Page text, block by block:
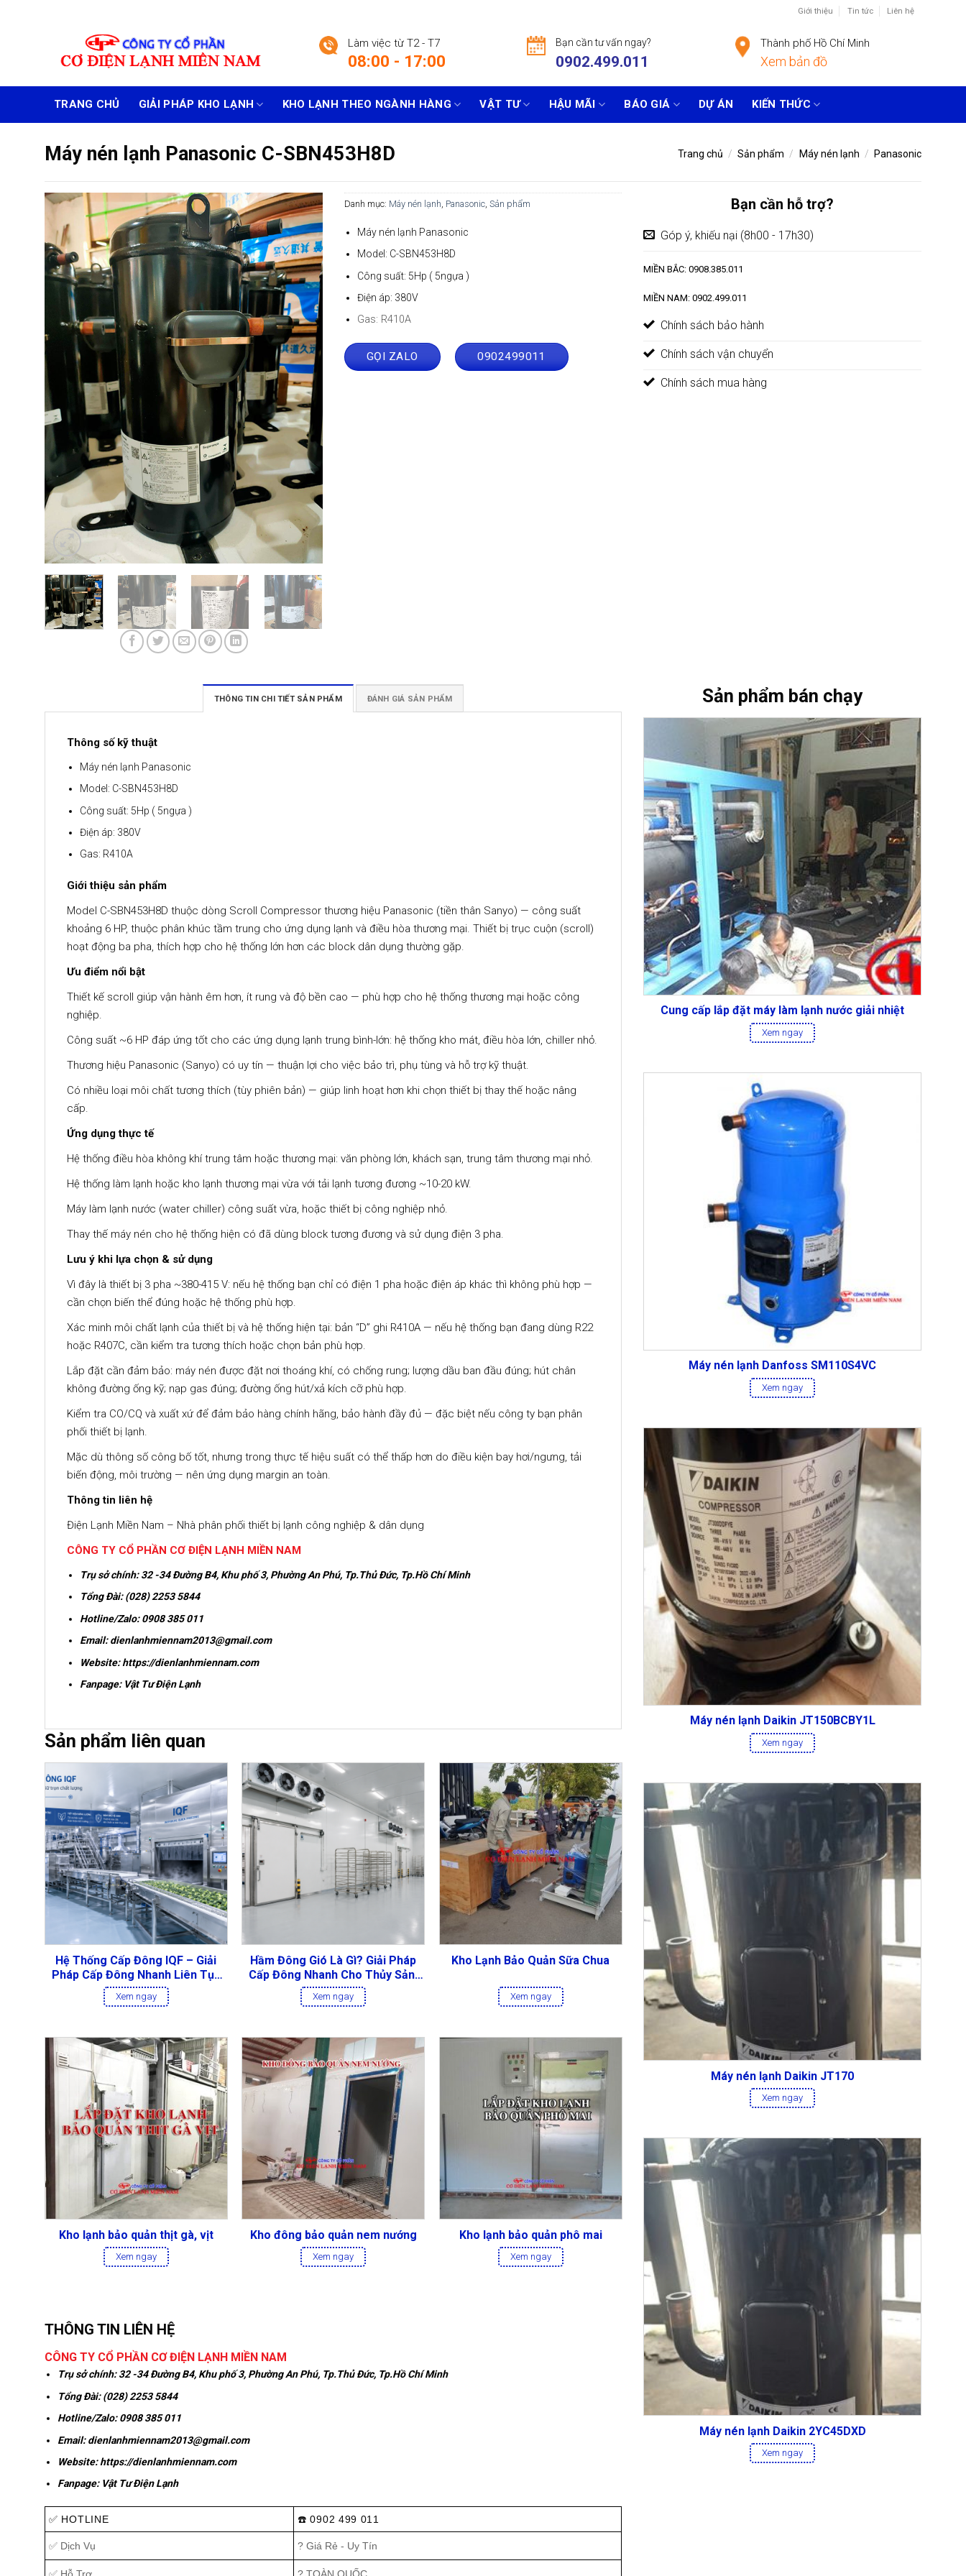
Giới thiệu Tin tức Liên hệ
Làm việc từ T2 - T7
08:00 - 17:00
Bạn cần tư vấn ngay?
0902.499.011
Thành phố Hồ Chí Minh
Xem bản đồ
TRANG CHỦ GIẢI PHÁP KHO LẠNH KHO LẠNH THEO NGÀNH HÀNG VẬT TƯ HẬU MÃI BÁO GIÁ DỰ ÁN KIẾN THỨC
Máy nén lạnh Panasonic C-SBN453H8D Trang chủ / Sản phẩm / Máy nén lạnh / Panasonic
Danh mục: Máy nén lạnh, Panasonic, Sản phẩm
Máy nén lạnh Panasonic
Model: C-SBN453H8D
Công suất: 5Hp ( 5ngựa )
Điện áp: 380V
Gas: R410A
GỌI ZALO 0902499011
Bạn cần hỗ trợ?
Góp ý, khiếu nại (8h00 - 17h30)
MIỀN BẮC: 0908.385.011
MIỀN NAM: 0902.499.011
Chính sách bảo hành
Chính sách vận chuyển
Chính sách mua hàng
THÔNG TIN CHI TIẾT SẢN PHẨM ĐÁNH GIÁ SẢN PHẨM
Thông số kỹ thuật
Máy nén lạnh Panasonic
Model: C-SBN453H8D
Công suất: 5Hp ( 5ngựa )
Điện áp: 380V
Gas: R410A
Giới thiệu sản phẩm
Model C-SBN453H8D thuộc dòng Scroll Compressor thương hiệu Panasonic (tiền thân Sanyo) — công suất
khoảng 6 HP, thuộc phân khúc tầm trung cho ứng dụng lạnh và điều hòa thương mại. Thiết bị trục cuộn (scroll)
hoạt động ba pha, thích hợp cho hệ thống lớn hơn các block dân dụng thường gặp.
Ưu điểm nổi bật
Thiết kế scroll giúp vận hành êm hơn, ít rung và độ bền cao — phù hợp cho hệ thống thương mại hoặc công
nghiệp.
Công suất ~6 HP đáp ứng tốt cho các ứng dụng lạnh trung bình-lớn: hệ thống kho mát, điều hòa lớn, chiller nhỏ.
Thương hiệu Panasonic (Sanyo) có uy tín — thuận lợi cho việc bảo trì, phụ tùng và hỗ trợ kỹ thuật.
Có nhiều loại môi chất tương thích (tùy phiên bản) — giúp linh hoạt hơn khi chọn thiết bị thay thế hoặc nâng
cấp.
Ứng dụng thực tế
Hệ thống điều hòa không khí trung tâm hoặc thương mại: văn phòng lớn, khách sạn, trung tâm thương mại nhỏ.
Hệ thống làm lạnh hoặc kho lạnh thương mại vừa với tải lạnh tương đương ~10-20 kW.
Máy làm lạnh nước (water chiller) công suất vừa, hoặc thiết bị công nghiệp nhỏ.
Thay thế máy nén cho hệ thống hiện có đã dùng block tương đương và sử dụng điện 3 pha.
Lưu ý khi lựa chọn & sử dụng
Vì đây là thiết bị 3 pha ~380-415 V: nếu hệ thống bạn chỉ có điện 1 pha hoặc điện áp khác thì không phù hợp —
cần chọn biến thể đúng hoặc hệ thống phù hợp.
Xác minh môi chất lạnh của thiết bị và hệ thống hiện tại: bản “D” ghi R410A — nếu hệ thống bạn đang dùng R22
hoặc R407C, cần kiểm tra tương thích hoặc chọn bản phù hợp.
Lắp đặt cần đảm bảo: máy nén được đặt nơi thoáng khí, có chống rung; lượng dầu ban đầu đúng; hút chân
không đường ống kỹ; nạp gas đúng; đường ống hút/xả kích cỡ phù hợp.
Kiểm tra CO/CQ và xuất xứ để đảm bảo hàng chính hãng, bảo hành đầy đủ — đặc biệt nếu công ty bạn phân
phối thiết bị lạnh.
Mặc dù thông số công bố tốt, nhưng trong thực tế hiệu suất có thể thấp hơn do điều kiện bay hơi/ngưng, tải
biến động, môi trường — nên ứng dụng margin an toàn.
Thông tin liên hệ
Điện Lạnh Miền Nam – Nhà phân phối thiết bị lạnh công nghiệp & dân dụng
CÔNG TY CỔ PHẦN CƠ ĐIỆN LẠNH MIỀN NAM
Trụ sở chính:32 -34 Đường B4, Khu phố 3, Phường An Phú, Tp.Thủ Đức, Tp.Hồ Chí Minh
Tổng Đài: (028) 2253 5844
Hotline/Zalo:0908 385 011
Email:dienlanhmiennam2013@gmail.com
Website:https://dienlanhmiennam.com
Fanpage: Vật Tư Điện Lạnh
Sản phẩm liên quan
Hệ Thống Cấp Đông IQF – Giải
Pháp Cấp Đông Nhanh Liên Tục
Cho Nhà Máy Thực Phẩm
Xem ngay
Hầm Đông Gió Là Gì? Giải Pháp
Cấp Đông Nhanh Cho Thủy Sản,
Thịt Và Thực Phẩm
Xem ngay
Kho Lạnh Bảo Quản Sữa Chua
Xem ngay
Kho lạnh bảo quản thịt gà, vịt
Xem ngay
Kho đông bảo quản nem nướng
Xem ngay
Kho lạnh bảo quản phô mai
Xem ngay
THÔNG TIN LIÊN HỆ
CÔNG TY CỔ PHẦN CƠ ĐIỆN LẠNH MIỀN NAM
Trụ sở chính:32 -34 Đường B4, Khu phố 3, Phường An Phú, Tp.Thủ Đức, Tp.Hồ Chí Minh
Tổng Đài: (028) 2253 5844
Hotline/Zalo:0908 385 011
Email:dienlanhmiennam2013@gmail.com
Website:https://dienlanhmiennam.com
Fanpage: Vật Tư Điện Lạnh
✅ HOTLINE ☎️ 0902 499 011
✅ Dịch Vụ ? Giá Rẻ - Uy Tín
Sản phẩm bán chạy
Cung cấp lắp đặt máy làm lạnh nước giải nhiệt
Xem ngay
Máy nén lạnh Danfoss SM110S4VC
Xem ngay
Máy nén lạnh Daikin JT150BCBY1L
Xem ngay
Máy nén lạnh Daikin JT170
Xem ngay
Máy nén lạnh Daikin 2YC45DXD
Xem ngay